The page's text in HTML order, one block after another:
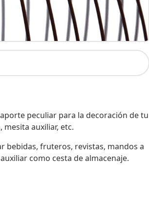
peculiar para la decoración de tu
mesita auxiliar, etc.
bebidas, fruteros, revistas, mandos a
como cesta de almacenaje.